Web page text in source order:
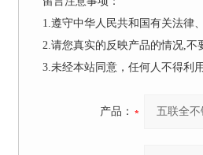
1.遵守中华人民共和国有关法律
2.请您真实的反映产品的情况,
3.未经本站同意，任何人不得利
产品：